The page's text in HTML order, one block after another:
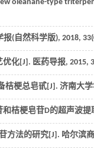
oleanane-type
报(自然科学版), 2018, 33
优化[J]. 医药导报, 2015,
桔梗总皂甙[J]. 济南大
和桔梗皂苷D的超声波提
方法的研究[J]. 哈尔滨